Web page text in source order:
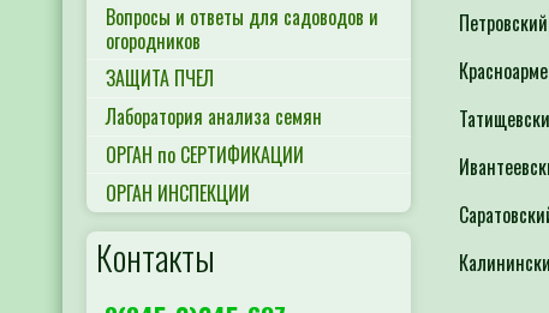
Вопросы и ответы для садоводов и
огородников
ЗАЩИТА ПЧЕЛ
Лаборатория анализа семян
ОРГАН по СЕРТИФИКАЦИИ
ОРГАН ИНСПЕКЦИИ
Контакты